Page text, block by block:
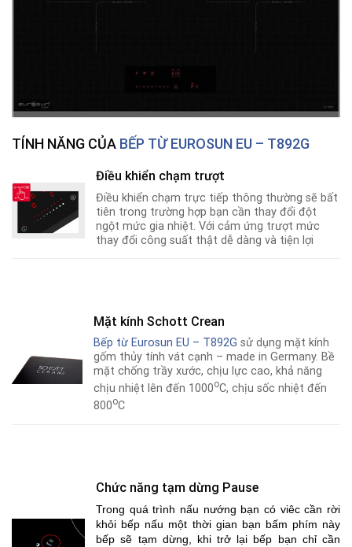
TÍNH NĂNG CỦA BẾP TỪ EUROSUN EU – T892G
Điều khiển chạm trượt
Điều khiển chạm trực tiếp thông thường sẽ bất
tiên trong trường hợp bạn cần thay đổi đột
ngột mức gia nhiệt. Với cảm ứng trượt mức
thay đổi công suất thật dễ dàng và tiện lợi
Mặt kính Schott Crean
Bếp từ Eurosun EU – T892G sử dụng mặt kính
gốm thủy tính vát cạnh – made in Germany. Bề
mặt chống trầy xước, chịu lực cao, khả năng
chịu nhiệt lên đến 1000oC, chịu sốc nhiệt đến
800oC
Chức năng tạm dừng Pause
Trong quá trình nấu nướng bạn có viêc cần rời
khỏi bếp nấu một thời gian bạn bấm phím này
bếp sẽ tạm dừng, khi trở lại bếp bạn chỉ cần